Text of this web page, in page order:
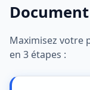
Maximisez votre
en 3 étapes :